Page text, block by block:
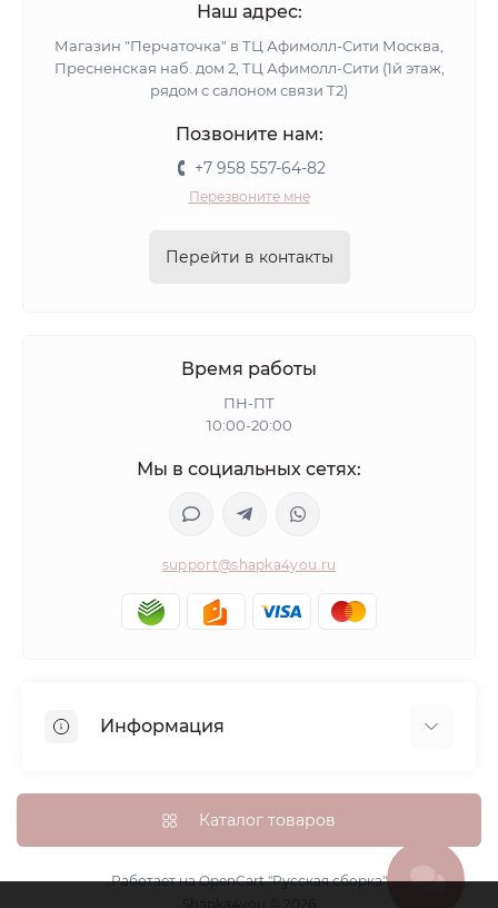
Наш адрес:
Магазин "Перчаточка" в ТЦ Афимолл-Сити Москва,
Пресненская наб. дом 2, ТЦ Афимолл-Сити (1й этаж,
рядом с салоном связи Т2)
Позвоните нам:
+7 958 557-64-82
Перезвоните мне
Перейти в контакты
Время работы
ПН-ПТ
10:00-20:00
Мы в социальных сетях:
support@shapka4you.ru
Информация
Доставка, оплата и бонусные баллы
Гарантия возврата
Политика конфиденциальности
Каталог товаров
Работает наOpenCart "Русская сборка"